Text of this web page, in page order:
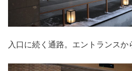
入口に続く通路。エントランスか